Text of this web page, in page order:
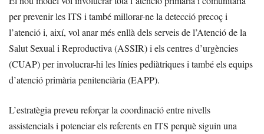
per prevenir les ITS i també millorar-ne la detecció precoç i
l’atenció i, així, vol anar més enllà dels serveis de l’Atenció de la
Salut Sexual i Reproductiva (ASSIR) i els centres d’urgències
(CUAP) per involucrar-hi les línies pediàtriques i també els equips
d’atenció primària penitenciària (EAPP).
L’estratègia preveu reforçar la coordinació entre nivells
assistencials i potenciar els referents en ITS perquè siguin una